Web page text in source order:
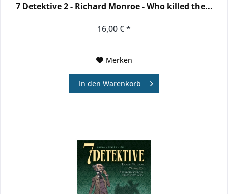
7 Detektive 2 - Richard Monroe - Who killed the...
16,00 € *
Merken
In den Warenkorb